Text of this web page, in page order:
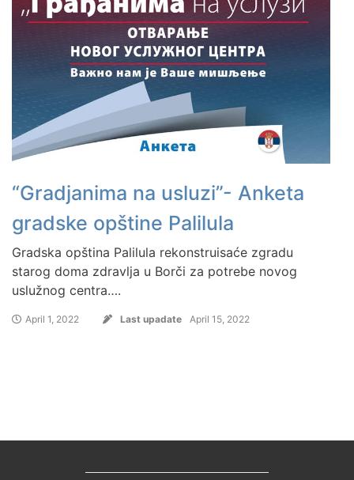
“Gradjanima na usluzi”- Anketa
gradske opštine Palilula
Gradska opština Palilula rekonstruisaće zgradu
starog doma zdravlja u Borči za potrebe novog
uslužnog centra….
April 1, 2022 Last upadate April 15, 2022